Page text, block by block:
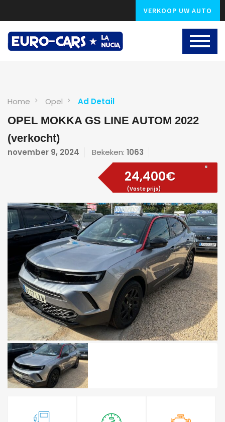
VERKOOP UW AUTO
Home Opel Ad Detail
OPEL MOKKA GS LINE AUTOM 2022
(verkocht)
november 9, 2024 Bekeken: 1063
24,400€
(Vaste prijs)